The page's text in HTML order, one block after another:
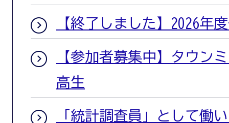
【終了しました】2026年
【参加者募集中】タウン
高生
「統計調査員」として働